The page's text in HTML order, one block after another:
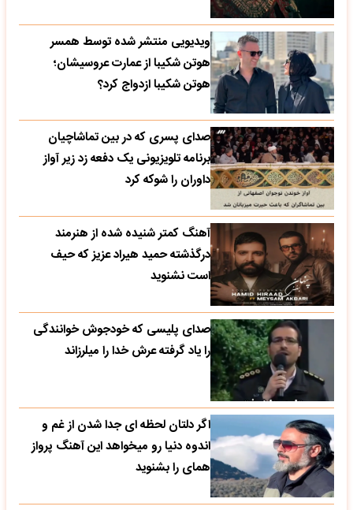
ویدیویی منتشر شده توسط همسر
هوتن شکیبا از عمارت عروسیشان؛
هوتن شکیبا ازدواج کرد؟
صدای پسری که در بین تماشاچیان
برنامه تلویزیونی یک دفعه زد زیر آواز
داوران را شوکه کرد
آهنگ کمتر شنیده شده از هنرمند
درگذشته حمید هیراد عزیز که حیف
است نشنوید
صدای پلیسی که خودجوش خوانندگی
را یاد گرفته عرش خدا را میلرزاند
اگر دلتان لحظه ای جدا شدن از غم و
اندوه دنیا رو میخواهد این آهنگ پرواز
همای را بشنوید